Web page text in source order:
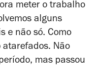
meter o trabalho
alguns
e não só. Como
atarefados. Não
mas passou